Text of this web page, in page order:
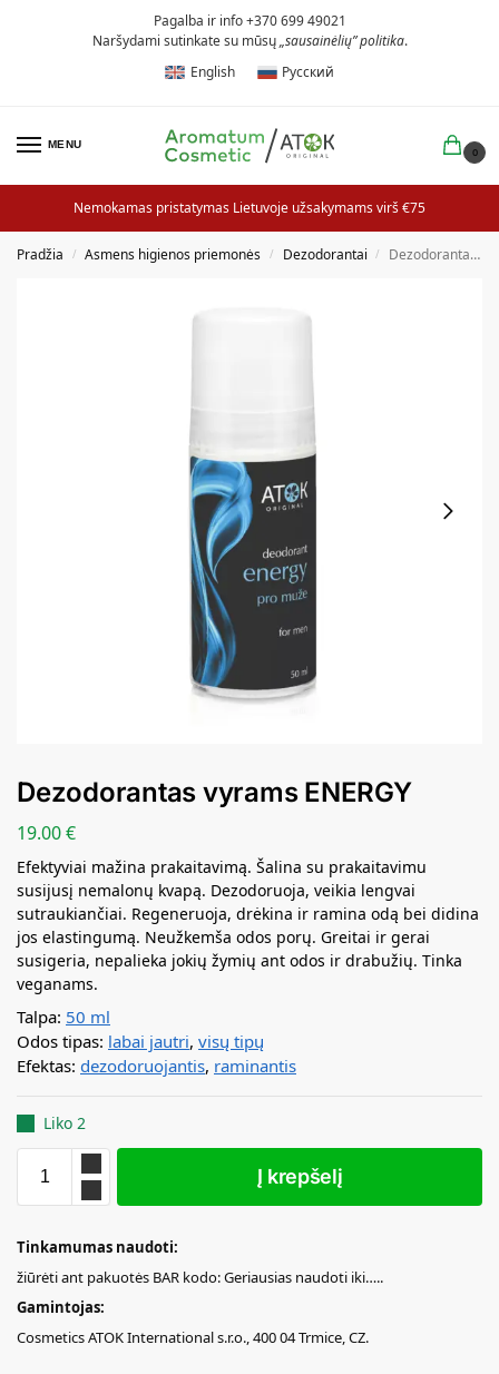
Pagalba ir info +370 699 49021
Naršydami sutinkate su mūsų„sausainėlių” politika.
English
Русский
MENU
0
Nemokamas pristatymas Lietuvoje užsakymams virš €75
Pradžia / Asmens higienos priemonės / Dezodorantai / Dezodorantas vyrams ENERGY
Dezodorantas vyrams ENERGY
19.00€
Efektyviai mažina prakaitavimą. Šalina su prakaitavimu
susijusį nemalonų kvapą. Dezodoruoja, veikia lengvai
sutraukiančiai. Regeneruoja, drėkina ir ramina odą bei didina
jos elastingumą. Neužkemša odos porų. Greitai ir gerai
susigeria, nepalieka jokių žymių ant odos ir drabužių. Tinka
veganams.
Talpa: 50 ml
Odos tipas: labai jautri, visų tipų
Efektas: dezodoruojantis, raminantis
Liko 2
Į krepšelį
Tinkamumas naudoti:
žiūrėti ant pakuotės BAR kodo: Geriausias naudoti iki…..
Gamintojas:
Cosmetics ATOK International s.r.o., 400 04 Trmice, CZ.